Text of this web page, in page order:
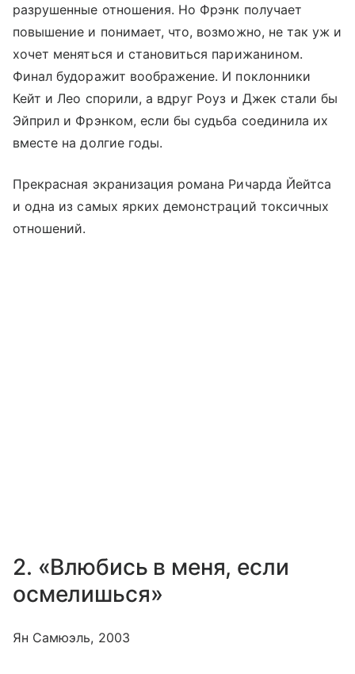
разрушенные отношения. Но Фрэнк получает
повышение и понимает, что, возможно, не так уж и
хочет меняться и становиться парижанином.
Финал будоражит воображение. И поклонники
Кейт и Лео спорили, а вдруг Роуз и Джек стали бы
Эйприл и Фрэнком, если бы судьба соединила их
вместе на долгие годы.
Прекрасная экранизация романа Ричарда Йейтса
и одна из самых ярких демонстраций токсичных
отношений.
2. «Влюбись в меня, если
осмелишься»
Ян Самюэль, 2003